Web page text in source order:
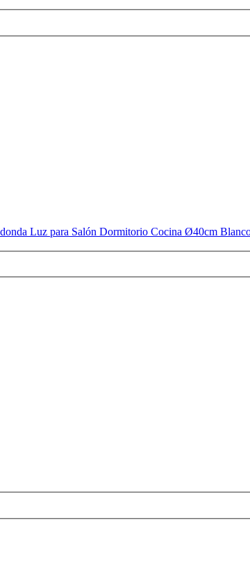
Luz para Salón Dormitorio Cocina Ø40cm